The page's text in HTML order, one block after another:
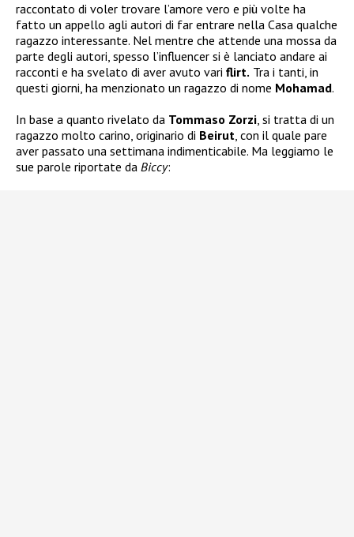
raccontato di voler trovare l’amore vero e più volte ha
fatto un appello agli autori di far entrare nella Casa qualche
ragazzo interessante. Nel mentre che attende una mossa da
parte degli autori, spesso l’influencer si è lanciato andare ai
racconti e ha svelato di aver avuto vari flirt. Tra i tanti, in
questi giorni, ha menzionato un ragazzo di nome Mohamad.
In base a quanto rivelato da Tommaso Zorzi, si tratta di un
ragazzo molto carino, originario di Beirut, con il quale pare
aver passato una settimana indimenticabile. Ma leggiamo le
sue parole riportate da Biccy: